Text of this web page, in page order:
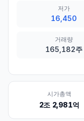
저가
16,450
거래량
165,182주
시가총액
2조 2,981억